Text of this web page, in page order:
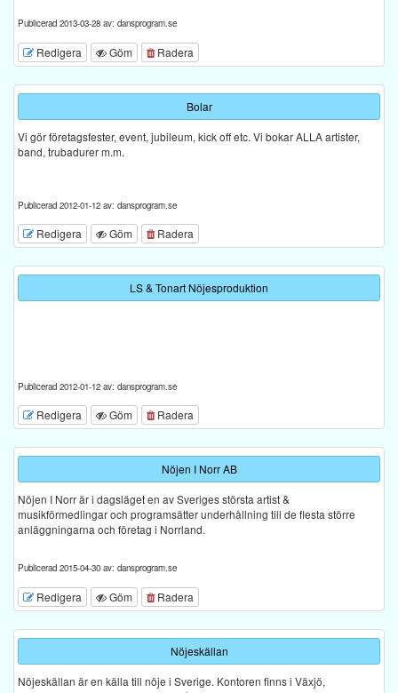
Publicerad 2013-03-28 av: dansprogram.se
Redigera Göm Radera
Bolar
Vi gör företagsfester, event, jubileum, kick off etc. Vi bokar ALLA artister,
band, trubadurer m.m.
Publicerad 2012-01-12 av: dansprogram.se
Redigera Göm Radera
LS & Tonart Nöjesproduktion
Publicerad 2012-01-12 av: dansprogram.se
Redigera Göm Radera
Nöjen I Norr AB
Nöjen I Norr är i dagsläget en av Sveriges största artist &
musikförmedlingar och programsätter underhållning till de flesta större
anläggningarna och företag i Norrland.
Publicerad 2015-04-30 av: dansprogram.se
Redigera Göm Radera
Nöjeskällan
Nöjeskällan är en källa till nöje i Sverige. Kontoren finns i Växjö,